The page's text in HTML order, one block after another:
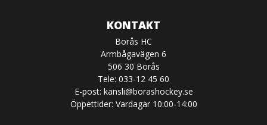
KONTAKT
Borås HC
Armbågavägen 6
506 30 Borås
Tele: 033-12 45 60
E-post: kansli@borashockey.se
Öppettider: Vardagar 10:00-14:00